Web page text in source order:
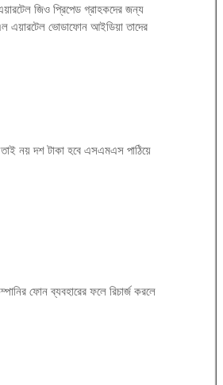
জিও প্রিপেড গ্রাহকদের জন্য
এয়ারটেল ভোডাফোন আইডিয়া তাদের
তাই নয় দশ টাকা হবে এসএমএস পাঠিয়ে
ফোন ব্যবহারের ফলে রিচার্জ করলে